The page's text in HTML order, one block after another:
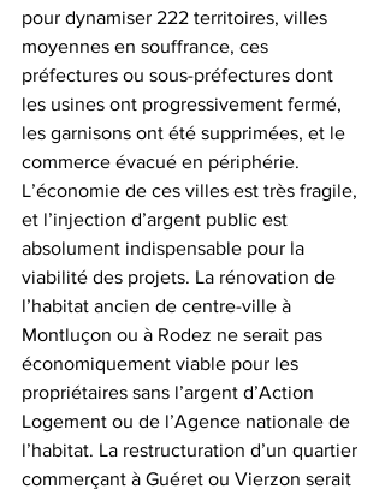
pour dynamiser 222 territoires, villes
moyennes en souffrance, ces
préfectures ou sous-préfectures dont
les usines ont progressivement fermé,
les garnisons ont été supprimées, et le
commerce évacué en périphérie.
L’économie de ces villes est très fragile,
et l’injection d’argent public est
absolument indispensable pour la
viabilité des projets. La rénovation de
l’habitat ancien de centre-ville à
Montluçon ou à Rodez ne serait pas
économiquement viable pour les
propriétaires sans l’argent d’Action
Logement ou de l’Agence nationale de
l’habitat. La restructuration d’un quartier
commerçant à Guéret ou Vierzon serait